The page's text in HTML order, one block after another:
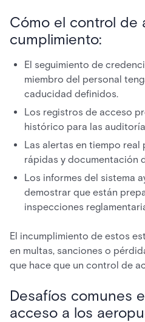
Cómo el control de
cumplimiento:
El seguimiento de
miembro del personal
caducidad definidos.
Los registros de acceso
histórico para las
Las alertas en tiempo real
rápidas y documentación
Los informes del sistema
demostrar que están
inspecciones
El incumplimiento de estos
en multas, sanciones o
que hace que un control de
Desafíos comunes
acceso a los